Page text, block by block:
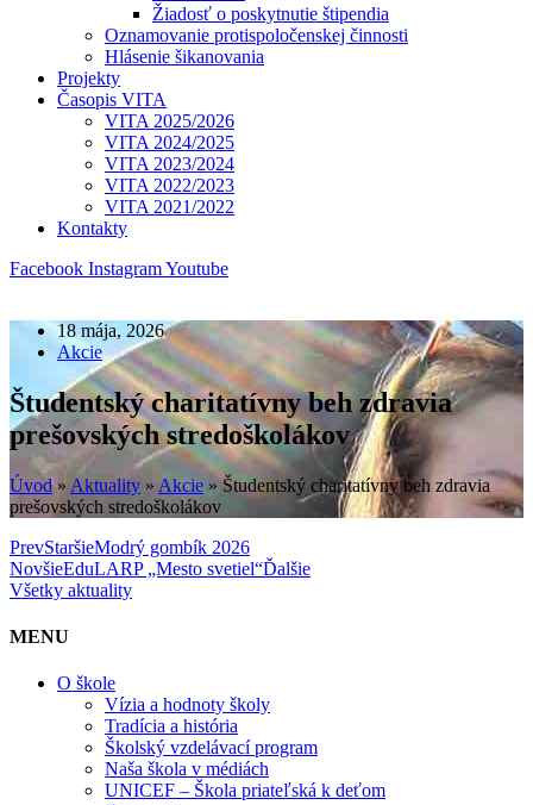
Žiadosť o poskytnutie štipendia
Oznamovanie protispoločenskej činnosti
Hlásenie šikanovania
Projekty
Časopis VITA
VITA 2025/2026
VITA 2024/2025
VITA 2023/2024
VITA 2022/2023
VITA 2021/2022
Kontakty
Facebook InstagramYoutube
18 mája, 2026
Akcie
Študentský charitatívny beh zdravia
prešovských stredoškolákov
Úvod» Aktuality » Akcie »Študentský charitatívny beh zdravia
prešovských stredoškolákov
PrevStaršieModrý gombík 2026
NovšieEduLARP „Mesto svetiel“Ďalšie
Všetky aktuality
MENU
O škole
Vízia a hodnoty školy
Tradícia a história
Školský vzdelávací program
Naša škola v médiách
UNICEF – Škola priateľská k deťom